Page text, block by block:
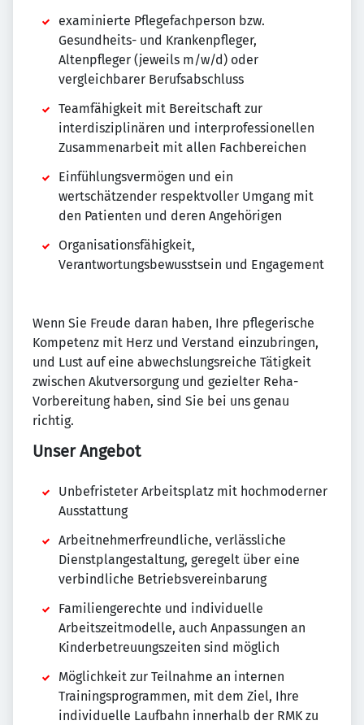
examinierte Pflegefachperson bzw.
Gesundheits- und Krankenpfleger,
Altenpfleger (jeweils m/w/d) oder
vergleichbarer Berufsabschluss
Teamfähigkeit mit Bereitschaft zur
interdisziplinären und interprofessionellen
Zusammenarbeit mit allen Fachbereichen
Einfühlungsvermögen und ein
wertschätzender respektvoller Umgang mit
den Patienten und deren Angehörigen
Organisationsfähigkeit,
Verantwortungsbewusstsein und Engagement
Wenn Sie Freude daran haben, Ihre pflegerische
Kompetenz mit Herz und Verstand einzubringen,
und Lust auf eine abwechslungsreiche Tätigkeit
zwischen Akutversorgung und gezielter Reha-
Vorbereitung haben, sind Sie bei uns genau
richtig.
Unser Angebot
Unbefristeter Arbeitsplatz mit hochmoderner
Ausstattung
Arbeitnehmerfreundliche, verlässliche
Dienstplangestaltung, geregelt über eine
verbindliche Betriebsvereinbarung
Familiengerechte und individuelle
Arbeitszeitmodelle, auch Anpassungen an
Kinderbetreuungszeiten sind möglich
Möglichkeit zur Teilnahme an internen
Trainingsprogrammen, mit dem Ziel, Ihre
individuelle Laufbahn innerhalb der RMK zu